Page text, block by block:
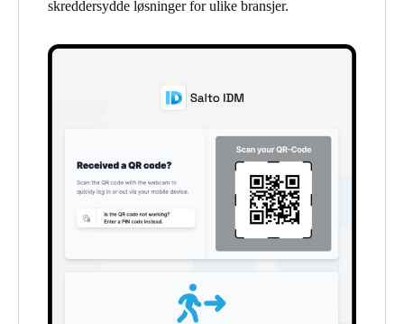
NederlandsEnglish
skreddersydde løsninger for ulike bransjer.